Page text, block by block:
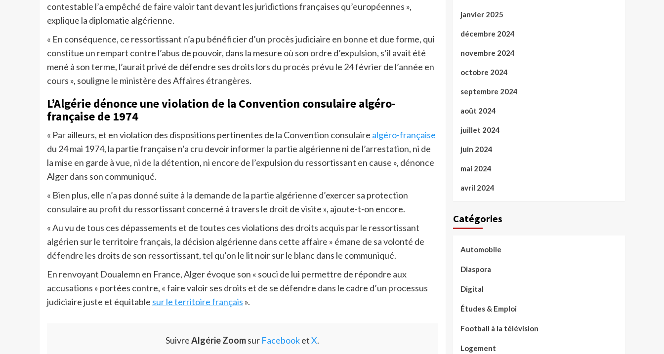
contestable l’a empêché de faire valoir tant devant les juridictions françaises qu’européennes »,
explique la diplomatie algérienne.
« En conséquence, ce ressortissant n’a pu bénéficier d’un procès judiciaire en bonne et due forme, qui
constitue un rempart contre l’abus de pouvoir, dans la mesure où son ordre d’expulsion, s’il avait été
mené à son terme, l’aurait privé de défendre ses droits lors du procès prévu le 24 février de l’année en
cours », souligne le ministère des Affaires étrangères.
L’Algérie dénonce une violation de la Convention consulaire algéro-
française de 1974
« Par ailleurs, et en violation des dispositions pertinentes de la Convention consulaire algéro-française
du 24 mai 1974, la partie française n’a cru devoir informer la partie algérienne ni de l’arrestation, ni de
la mise en garde à vue, ni de la détention, ni encore de l’expulsion du ressortissant en cause », dénonce
Alger dans son communiqué.
« Bien plus, elle n’a pas donné suite à la demande de la partie algérienne d’exercer sa protection
consulaire au profit du ressortissant concerné à travers le droit de visite », ajoute-t-on encore.
« Au vu de tous ces dépassements et de toutes ces violations des droits acquis par le ressortissant
algérien sur le territoire français, la décision algérienne dans cette affaire » émane de sa volonté de
défendre les droits de son ressortissant, tel qu’on le lit noir sur le blanc dans le communiqué.
En renvoyant Doualemn en France, Alger évoque son « souci de lui permettre de répondre aux
accusations » portées contre, « faire valoir ses droits et de se défendre dans le cadre d’un processus
judiciaire juste et équitable sur le territoire français ».
SuivreAlgérie Zoomsur FacebooketX.
janvier 2025
décembre 2024
novembre 2024
octobre 2024
septembre 2024
août 2024
juillet 2024
juin 2024
mai 2024
avril 2024
Catégories
Automobile
Diaspora
Digital
Études & Emploi
Football à la télévision
Logement